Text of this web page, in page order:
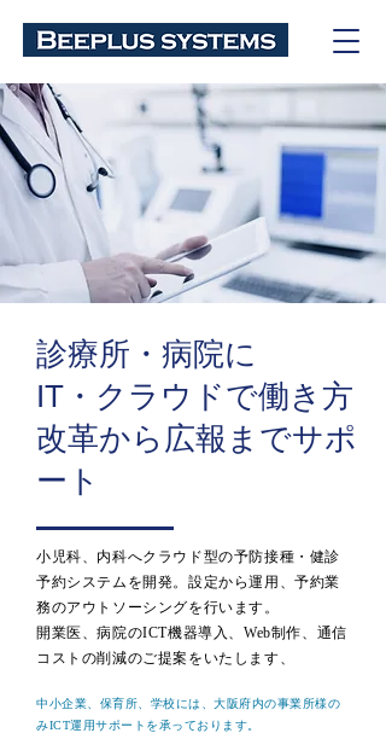
診療所・病院に
IT・クラウドで働き方
改革から広報までサポ
ート
小児科、内科へクラウド型の予防接種・健診
予約システムを開発。設定から運用、予約業
務のアウトソーシングを行います。
開業医、病院のICT機器導入、Web制作、 通信
コストの削減のご提案をいたします、
中小企業、保育所、学校には、大阪府内の事業所様の
みICT運用サポートを承っております。